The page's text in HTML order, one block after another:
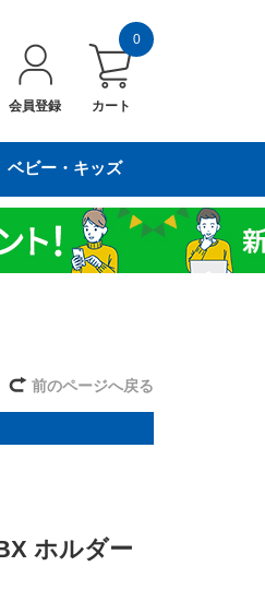
会員登録 カート
0
ベビー・キッズ
前のページへ戻る
ホルダー